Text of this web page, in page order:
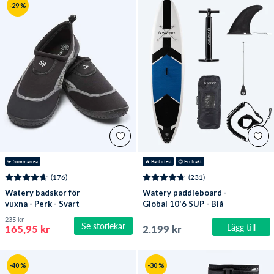
-29 %
☀️ Sommarrea
Se storlekar
(176)
Watery badskor för
vuxna - Perk - Svart
165,95 kr
235 kr
🔥 Bäst i test 😍 Fri frakt
Lägg till
(231)
Watery paddleboard -
Global 10'6 SUP - Blå
2.199 kr
-40 % -30 %